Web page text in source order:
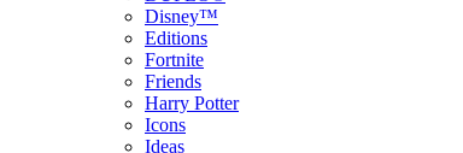
Disney™
Editions
Fortnite
Friends
Harry Potter
Icons
Ideas